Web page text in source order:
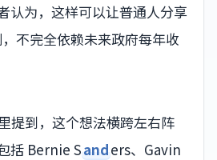
认为，这样可以让普通人分享
不完全依赖未来政府每年收
提到，这个想法横跨左右阵
括 Bernie Sanders、Gavin